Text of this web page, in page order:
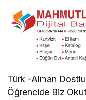
Türk -Alman
Öğrencide Biz